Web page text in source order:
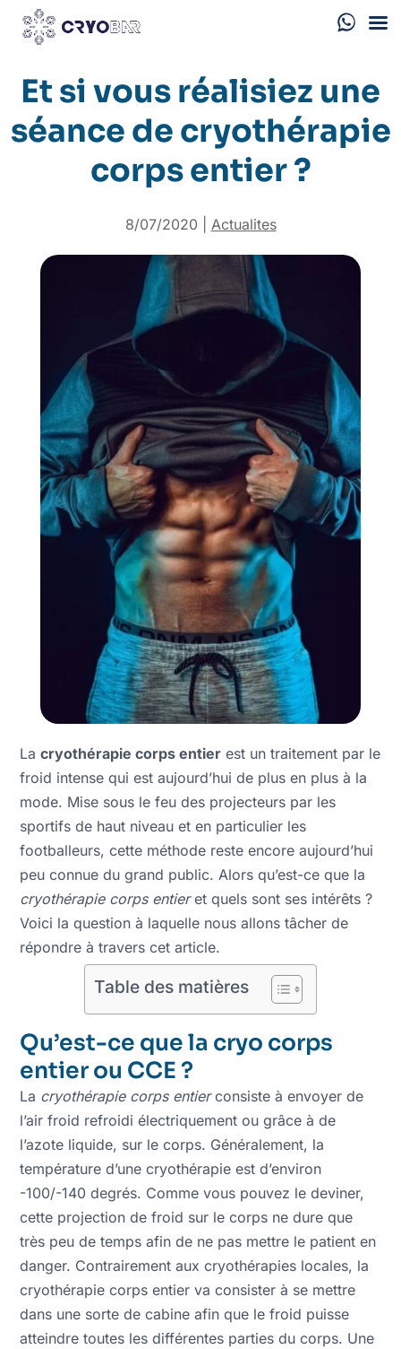
Et si vous réalisiez une
séance de cryothérapie
corps entier ?
8/07/2020 Actualites
Lacryothérapie corps entier est un traitement par le
froid intense qui est aujourd’hui de plus en plus à la
mode. Mise sous le feu des projecteurs par les
sportifs de haut niveau et en particulier les
footballeurs, cette méthode reste encore aujourd’hui
peu connue du grand public. Alors qu’est-ce que la
cryothérapie corps entieret quels sont ses intérêts ?
Voici la question à laquelle nous allons tâcher de
répondre à travers cet article.
Table des matières
Qu’est-ce que la cryo corps
entier ou CCE ?
La cryothérapie corps entierconsiste à envoyer de
l’air froid refroidi électriquement ou grâce à de
l’azote liquide, sur le corps. Généralement, la
température d’une cryothérapie est d’environ
-100/-140 degrés. Comme vous pouvez le deviner,
cette projection de froid sur le corps ne dure que
très peu de temps afin de ne pas mettre le patient en
danger. Contrairement aux cryothérapies locales, la
cryothérapie corps entier va consister à se mettre
dans une sorte de cabine afin que le froid puisse
atteindre toutes les différentes parties du corps. Une